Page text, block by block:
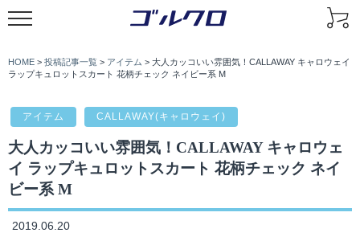
HOME > 投稿記事一覧 > アイテム > 大人カッコいい雰囲気！CALLAWAY キャロウェイ
ラップキュロットスカート 花柄チェック ネイビー系 M
アイテム CALLAWAY(キャロウェイ)
大人カッコいい雰囲気！CALLAWAY キャロウェ
イ ラップキュロットスカート 花柄チェック ネイ
ビー系 M
2019.06.20